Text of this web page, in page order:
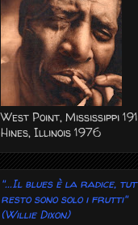
West Point, Mississippi
Hines, Illinois 1976
"...Il blues è la radice,
resto sono solo i frutti"
(Willie Dixon)